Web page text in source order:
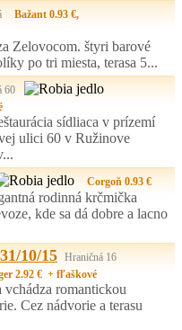
Bažant 0.93 €,
Zelovocom. štyri barové
po tri miesta, terasa 5...
60
sídliaca v prízemí
ulici 60 v Ružinove
Corgoň 0.93 €
rodinná krčmička
kde sa dá dobre a lacno
10/15 Hraničná 16
2.92 € + fľaškové
romantickou
Cez nádvorie a terasu